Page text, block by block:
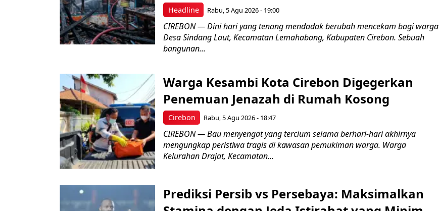
Headline Rabu, 5 Agu 2026 - 19:00
CIREBON — Dini hari yang tenang mendadak berubah mencekam bagi warga
Desa Sindang Laut, Kecamatan Lemahabang, Kabupaten Cirebon. Sebuah
bangunan...
Cirebon
Warga Kesambi Kota Cirebon Digegerkan
Penemuan Jenazah di Rumah Kosong
Rabu, 5 Agu 2026 - 18:47
CIREBON — Bau menyengat yang tercium selama berhari-hari akhirnya
mengungkap peristiwa tragis di kawasan pemukiman warga. Warga
Kelurahan Drajat, Kecamatan...
Prediksi Persib vs Persebaya: Maksimalkan